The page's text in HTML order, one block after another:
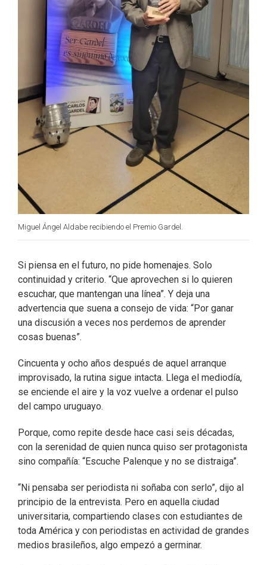
Miguel Ángel Aldabe recibiendo el Premio Gardel.
Si piensa en el futuro, no pide homenajes. Solo
continuidad y criterio. “Que aprovechen si lo quieren
escuchar, que mantengan una línea”. Y deja una
advertencia que suena a consejo de vida: “Por ganar
una discusión a veces nos perdemos de aprender
cosas buenas”.
Cincuenta y ocho años después de aquel arranque
improvisado, la rutina sigue intacta. Llega el mediodía,
se enciende el aire y la voz vuelve a ordenar el pulso
del campo uruguayo.
Porque, como repite desde hace casi seis décadas,
con la serenidad de quien nunca quiso ser protagonista
sino compañía: “Escuche Palenque y no se distraiga”.
“Ni pensaba ser periodista ni soñaba con serlo”, dijo al
principio de la entrevista. Pero en aquella ciudad
universitaria, compartiendo clases con estudiantes de
toda América y con periodistas en actividad de grandes
medios brasileños, algo empezó a germinar.